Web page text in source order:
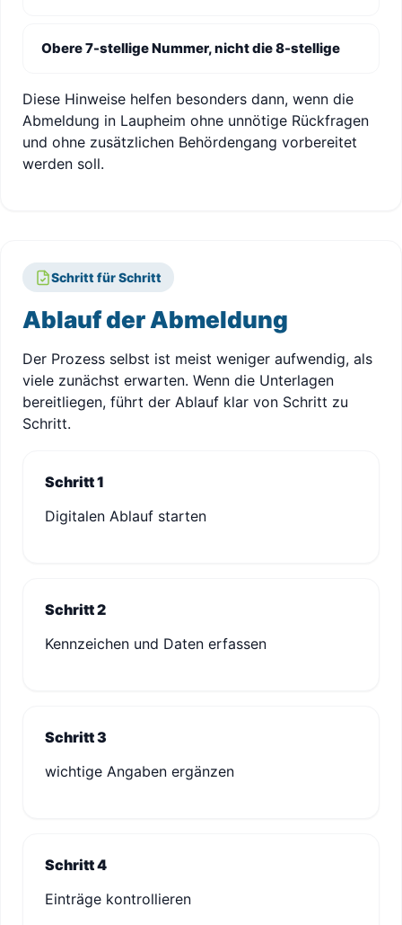
Obere 7-stellige Nummer, nicht die 8-stellige
Diese Hinweise helfen besonders dann, wenn die
Abmeldung in Laupheim ohne unnötige Rückfragen
und ohne zusätzlichen Behördengang vorbereitet
werden soll.
Schritt für Schritt
Ablauf der Abmeldung
Der Prozess selbst ist meist weniger aufwendig, als
viele zunächst erwarten. Wenn die Unterlagen
bereitliegen, führt der Ablauf klar von Schritt zu
Schritt.
Schritt 1
Digitalen Ablauf starten
Schritt 2
Kennzeichen und Daten erfassen
Schritt 3
wichtige Angaben ergänzen
Schritt 4
Einträge kontrollieren